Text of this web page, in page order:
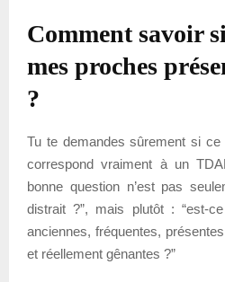
Comment savoir
mes proches
?
Tu te demandes sûrement si
correspond vraiment à un
bonne question n’est pas
distrait ?”, mais plutôt : “est-
anciennes, fréquentes,
et réellement gênantes ?”